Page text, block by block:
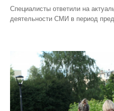
Специалисты ответили на
деятельности СМИ в период